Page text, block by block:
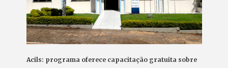
Acils: programa oferece capacitação gratuita sobre